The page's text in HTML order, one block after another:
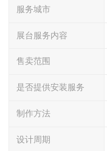
服务城市
展台服务内容
售卖范围
是否提供安装服务
制作方法
设计周期